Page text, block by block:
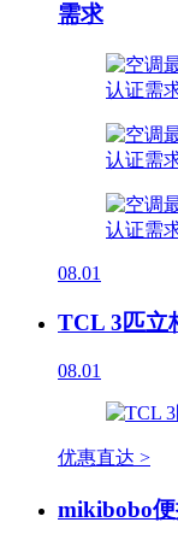
需求
08.01
TCL 3匹立
08.01
优惠直达 >
mikibobo